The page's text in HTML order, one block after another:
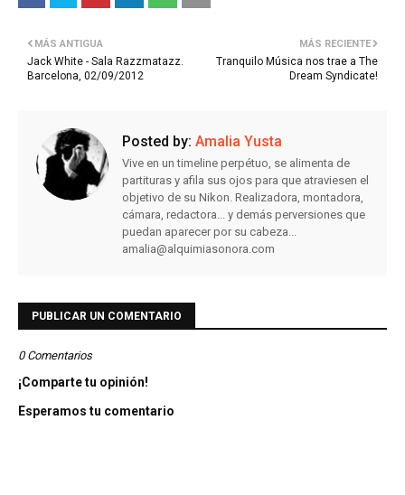
MÁS RECIENTE
Tranquilo Música nos trae a The
Dream Syndicate!
MÁS ANTIGUA
Jack White - Sala Razzmatazz.
Barcelona, 02/09/2012
Posted by: Amalia Yusta
Vive en un timeline perpétuo, se alimenta de
partituras y afila sus ojos para que atraviesen el
objetivo de su Nikon. Realizadora, montadora,
cámara, redactora... y demás perversiones que
puedan aparecer por su cabeza...
amalia@alquimiasonora.com
PUBLICAR UN COMENTARIO
0 Comentarios
¡Comparte tu opinión!
Esperamos tu comentario